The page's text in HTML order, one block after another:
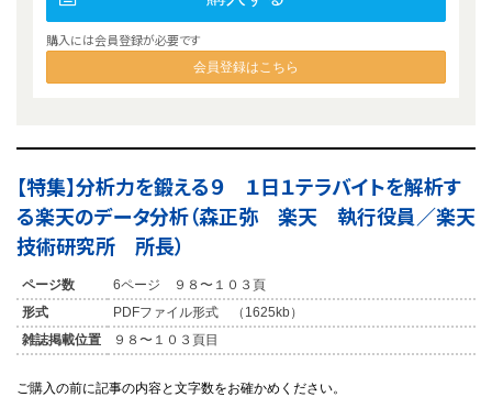
購入には会員登録が必要です
会員登録はこちら
【特集】分析力を鍛える９ １日１テラバイトを解析す
る楽天のデータ分析（森正弥 楽天 執行役員／楽天
技術研究所 所長）
ページ数
6ページ ９８〜１０３頁
形式
PDFファイル形式 （1625kb）
雑誌掲載位置
９８〜１０３頁目
ご購入の前に記事の内容と文字数をお確かめください。